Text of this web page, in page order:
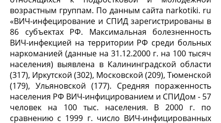
возрастным группам. По данным сайта narkotiki. ru
«ВИЧ-инфецирование и СПИД зарегистрированы в
86 субъектах РФ. Максимальная болезненность
ВИЧ-инфекцией на территории РФ среди больных
наркоманией (данные на 31.12.2000 г. на 100 тысяч
населения) выявлена в Калининградской области
(317), Иркутской (302), Московской (209), Тюменской
(179), Ульяновской (177). Средняя пораженность
населения РФ ВИЧ-инфицированием и СПИДом - 57
человек на 100 тыс. населения. В 2000 г. по
сравнению с 1999 г. число ВИЧ-инфицированных